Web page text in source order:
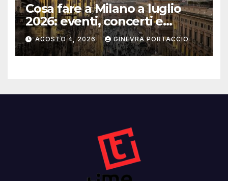
Cosa fare a Milano a luglio
2026: eventi, concerti e
mostre
AGOSTO 4, 2026 GINEVRA PORTACCIO